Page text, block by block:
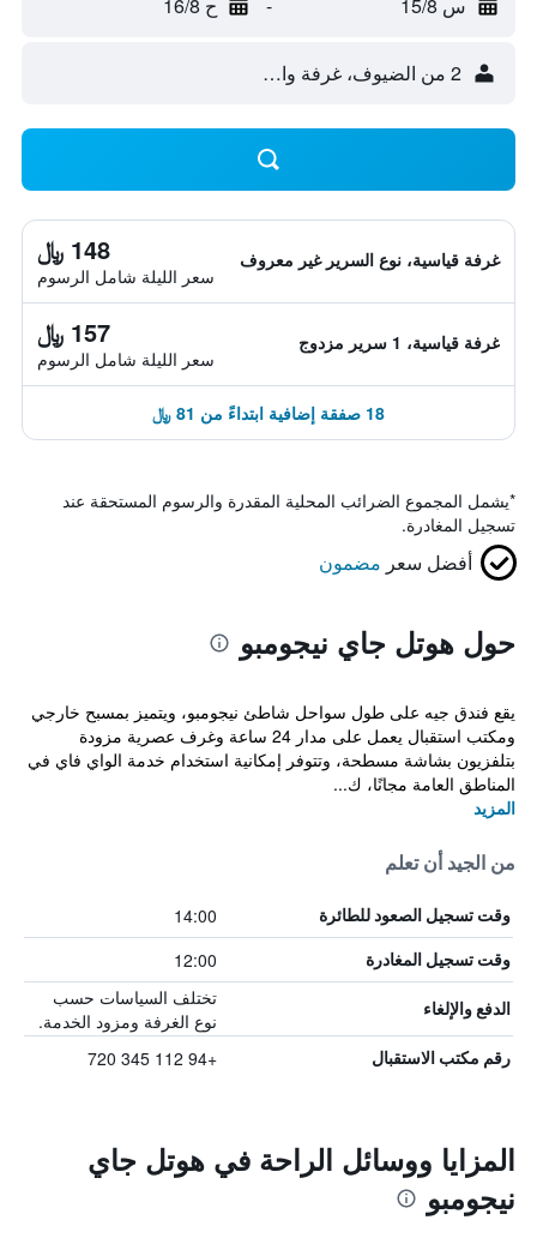
2 من الضيوف، غرفة واحدة
غرفة قياسية، نوع السرير غير معروف 148 ﷼
سعر الليلة شامل الرسوم
غرفة قياسية، 1 سرير مزدوج 157 ﷼
سعر الليلة شامل الرسوم
18 صفقة إضافية ابتداءً من 81 ﷼
*يشمل المجموع الضرائب المحلية المقدرة والرسوم المستحقة عند
تسجيل المغادرة.
أفضل سعر مضمون
حول هوتل جاي نيجومبو
يقع فندق جيه على طول سواحل شاطئ نيجومبو، ويتميز بمسبح خارجي
ومكتب استقبال يعمل على مدار 24 ساعة وغرف عصرية مزودة
بتلفزيون بشاشة مسطحة، وتتوفر إمكانية استخدام خدمة الواي فاي في
المناطق العامة مجانًا، ك...
المزيد
من الجيد أن تعلم
وقت تسجيل الصعود للطائرة 14:00
وقت تسجيل المغادرة 12:00
الدفع والإلغاء
تختلف السياسات حسب
نوع الغرفة ومزود الخدمة.
رقم مكتب الاستقبال +94 112 345 720
المزايا ووسائل الراحة في هوتل جاي
نيجومبو